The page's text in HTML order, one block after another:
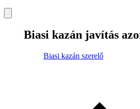
Biasi kazán javítás
Biasi kazán szerelő